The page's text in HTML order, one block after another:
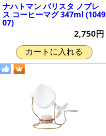
ナハトマン バリスタ ノブレ
ス コーヒーマグ 347ml (1049
07)
2,750円
カートに入れる